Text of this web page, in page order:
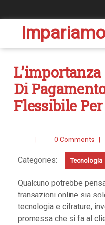
Di
Flessibile Per
0 Comments
Categories: Tecnologia
Qualcuno potrebbe pensare che la sicurezza delle
transazioni online sia
tecnologia e cifrature,
promessa che si fa al